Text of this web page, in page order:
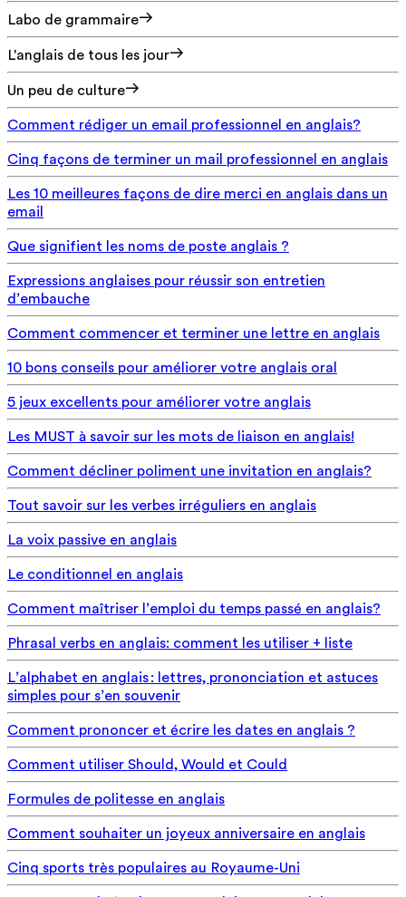
Labo de grammaire
L'anglais de tous les jour
Un peu de culture
Comment rédiger un email professionnel en anglais?
Cinq façons de terminer un mail professionnel en anglais
Les 10 meilleures façons de dire merci en anglais dans un
email
Que signifient les noms de poste anglais ?
Expressions anglaises pour réussir son entretien
d’embauche
Comment commencer et terminer une lettre en anglais
10 bons conseils pour améliorer votre anglais oral
5 jeux excellents pour améliorer votre anglais
Les MUST à savoir sur les mots de liaison en anglais!
Comment décliner poliment une invitation en anglais?
Tout savoir sur les verbes irréguliers en anglais
La voix passive en anglais
Le conditionnel en anglais
Comment maîtriser l’emploi du temps passé en anglais?
Phrasal verbs en anglais: comment les utiliser + liste
L’alphabet en anglais : lettres, prononciation et astuces
simples pour s’en souvenir
Comment prononcer et écrire les dates en anglais ?
Comment utiliser Should, Would et Could
Formules de politesse en anglais
Comment souhaiter un joyeux anniversaire en anglais
Cinq sports très populaires au Royaume-Uni